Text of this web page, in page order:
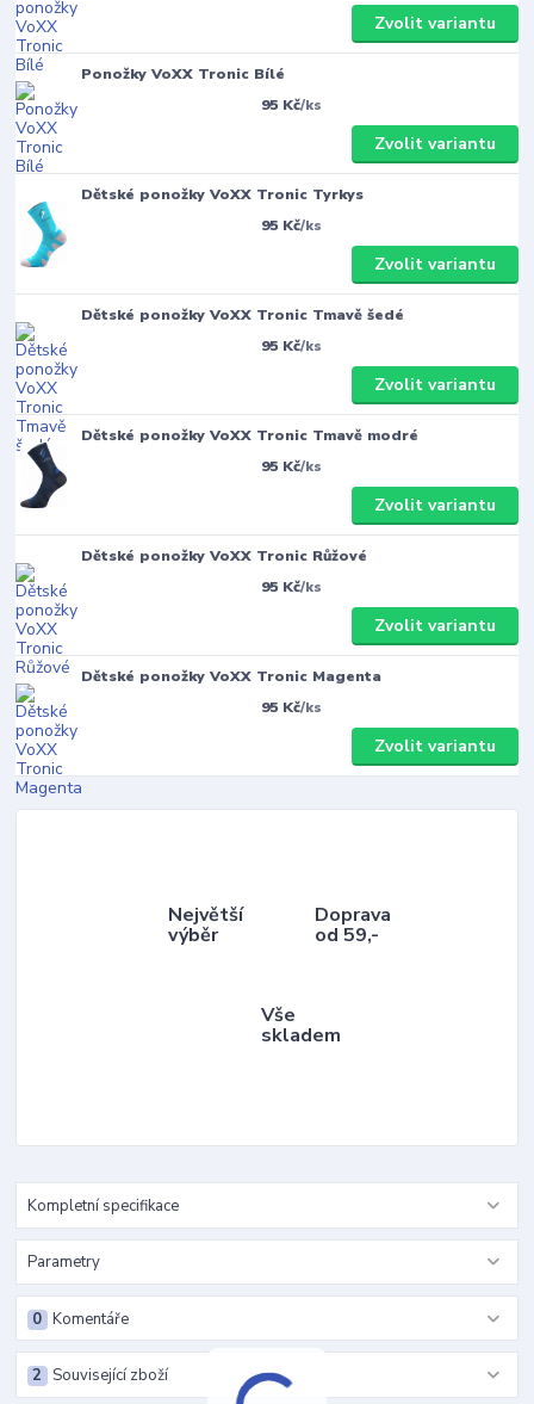
Zvolit variantu
Ponožky VoXX Tronic Bílé
95 Kč/ks
Zvolit variantu
Dětské ponožky VoXX Tronic Tyrkys
95 Kč/ks
Zvolit variantu
Dětské ponožky VoXX Tronic Tmavě šedé
95 Kč/ks
Zvolit variantu
Dětské ponožky VoXX Tronic Tmavě modré
95 Kč/ks
Zvolit variantu
Dětské ponožky VoXX Tronic Růžové
95 Kč/ks
Zvolit variantu
Dětské ponožky VoXX Tronic Magenta
95 Kč/ks
Zvolit variantu
Největší
výběr
Doprava
od 59,-
Vše
skladem
Kompletní specifikace
Parametry
Komentáře
0
Související zboží
2